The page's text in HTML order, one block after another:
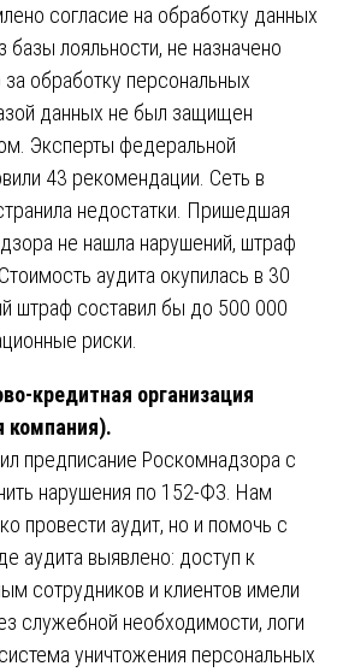
согласие на обработку данных
базы лояльности, не назначено
за обработку персональных
данных не был защищен
Эксперты федеральной
43 рекомендации. Сеть в
недостатки. Пришедшая
не нашла нарушений, штраф
аудита окупилась в 30
штраф составил бы до 500 000
риски.
кредитная организация
компания).
предписание Роскомнадзора с
нарушения по 152-ФЗ. Нам
провести аудит, но и помочь с
аудита выявлено: доступ к
сотрудников и клиентов имели
служебной необходимости, логи
уничтожения персональных